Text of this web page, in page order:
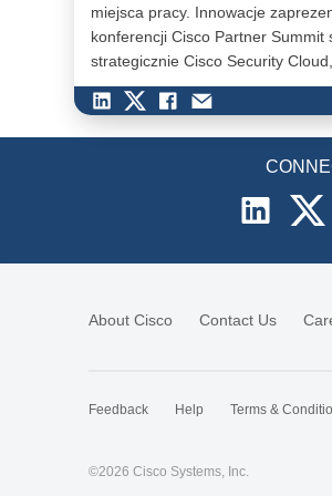
miejsca pracy. Innowacje
konferencji Cisco Partner Summit
strategicznie Cisco Security
chronić firmowe ekosystemy IT.
ma zabezpieczać użytkowników,
chmurach publicznych i